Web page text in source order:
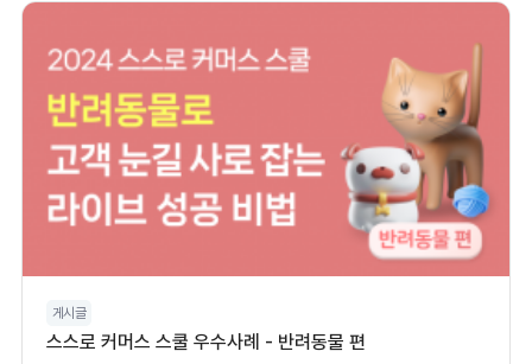
게시글
스스로 커머스 스쿨 우수사례 - 반려동물 편